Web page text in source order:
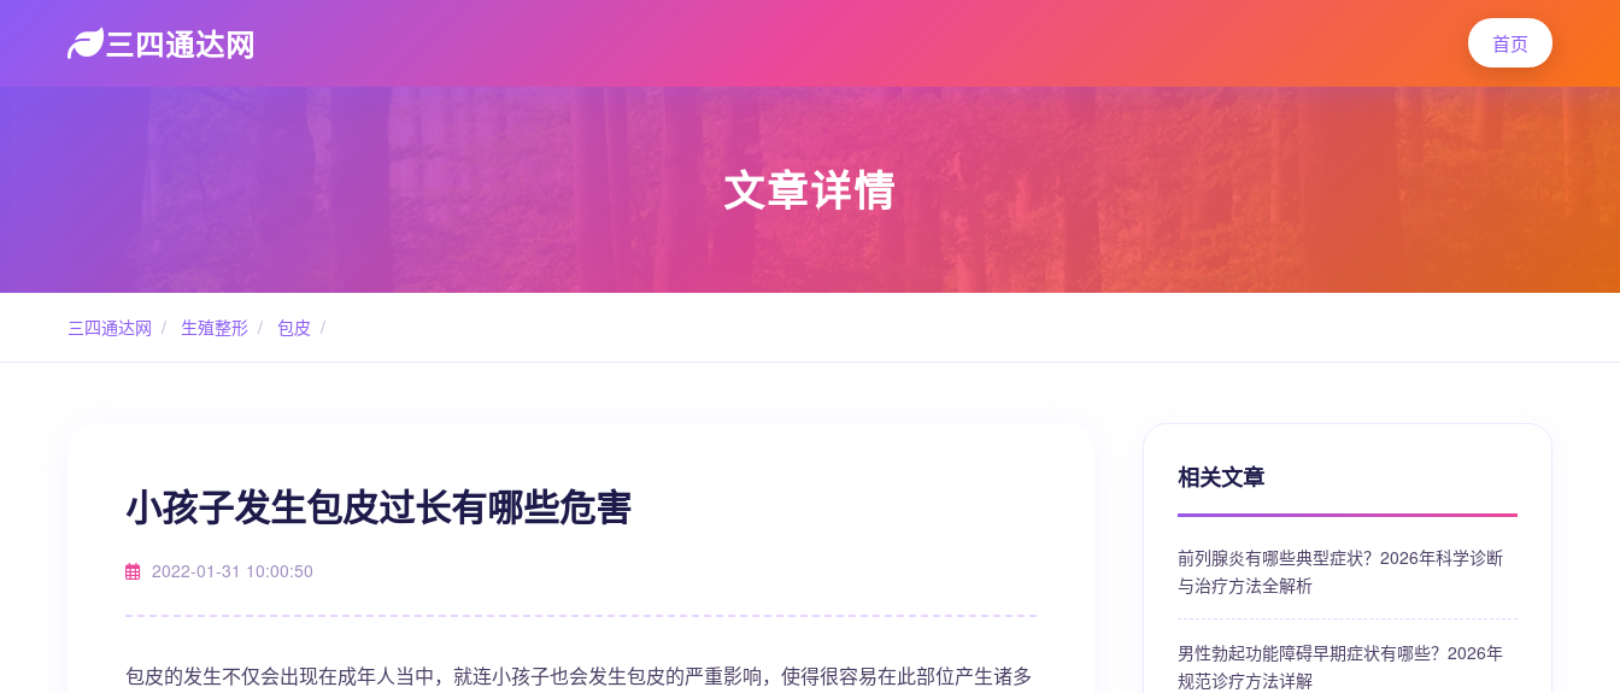
三四通达网 首页
文章详情
三四通达网 / 生殖整形 / 包皮 /
小孩子发生包皮过长有哪些危害
2022-01-31 10:00:50
包皮的发生不仅会出现在成年人当中，就连小孩子也会发生包皮的严重影响，使得很容易在此部位产生诸多
相关文章
前列腺炎有哪些典型症状？2026年科学诊断
与治疗方法全解析
男性勃起功能障碍早期症状有哪些？2026年
规范诊疗方法详解